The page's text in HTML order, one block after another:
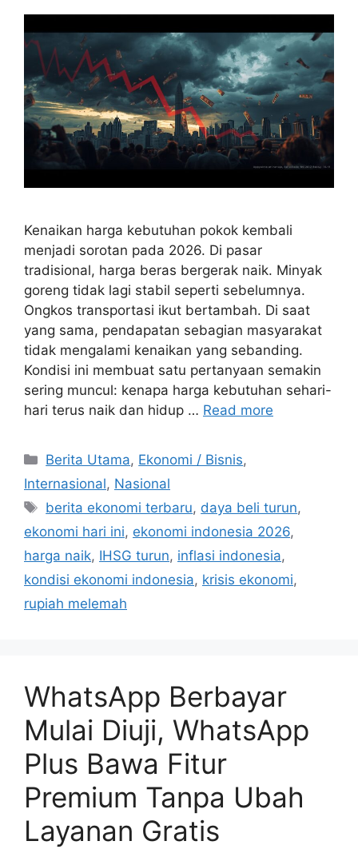
Kenaikan harga kebutuhan pokok kembali
menjadi sorotan pada 2026. Di pasar
tradisional, harga beras bergerak naik. Minyak
goreng tidak lagi stabil seperti sebelumnya.
Ongkos transportasi ikut bertambah. Di saat
yang sama, pendapatan sebagian masyarakat
tidak mengalami kenaikan yang sebanding.
Kondisi ini membuat satu pertanyaan semakin
sering muncul: kenapa harga kebutuhan sehari-
hari terus naik dan hidup … Read more
Categories
Berita Utama, Ekonomi / Bisnis,
Internasional, Nasional
Tags
berita ekonomi terbaru, daya beli turun,
ekonomi hari ini, ekonomi indonesia 2026,
harga naik, IHSG turun, inflasi indonesia,
kondisi ekonomi indonesia, krisis ekonomi,
rupiah melemah
WhatsApp Berbayar
Mulai Diuji, WhatsApp
Plus Bawa Fitur
Premium Tanpa Ubah
Layanan Gratis